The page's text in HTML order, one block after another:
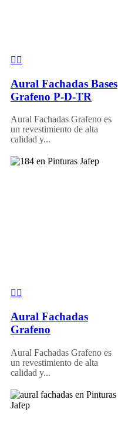
Aural Fachadas Bases
Grafeno P-D-TR
Aural Fachadas Grafeno es
un revestimiento de alta
calidad y...
Aural Fachadas
Grafeno
Aural Fachadas Grafeno es
un revestimiento de alta
calidad y...